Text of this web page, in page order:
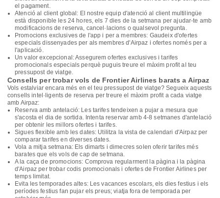
el pagament.
Atenció al client global: El nostre equip d'atenció al client multilingüe
està disponible les 24 hores, els 7 dies de la setmana per ajudar-te amb
modificacions de reserva, cancel·lacions o qualsevol pregunta.
Promocions exclusives de l'app i per a membres: Gaudeix d'ofertes
especials dissenyades per als membres d'Airpaz i ofertes només per a
l'aplicació.
Un valor excepcional: Assegurem ofertes exclusives i tarifes
promocionals especials perquè puguis treure el màxim profit al teu
pressupost de viatge.
Consells per trobar vols de Frontier Airlines barats a Airpaz
Vols estalviar encara més en el teu pressupost de viatge? Segueix aquests
consells intel·ligents de reserva per treure el màxim profit a cada viatge
amb Airpaz:
Reserva amb antelació: Les tarifes tendeixen a pujar a mesura que
s'acosta el dia de sortida. Intenta reservar amb 4-8 setmanes d'antelació
per obtenir les millors ofertes i tarifes.
Sigues flexible amb les dates: Utilitza la vista de calendari d'Airpaz per
comparar tarifes en diverses dates.
Vola a mitja setmana: Els dimarts i dimecres solen oferir tarifes més
barates que els vols de cap de setmana.
A la caça de promocions: Comprova regularment la pàgina i la pàgina
d'Airpaz per trobar codis promocionals i ofertes de Frontier Airlines per
temps limitat.
Evita les temporades altes: Les vacances escolars, els dies festius i els
períodes festius fan pujar els preus; viatja fora de temporada per